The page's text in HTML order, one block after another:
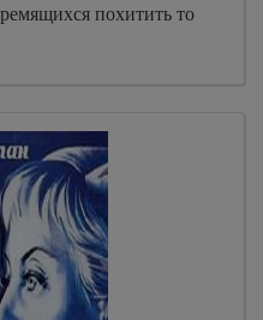
похитить то